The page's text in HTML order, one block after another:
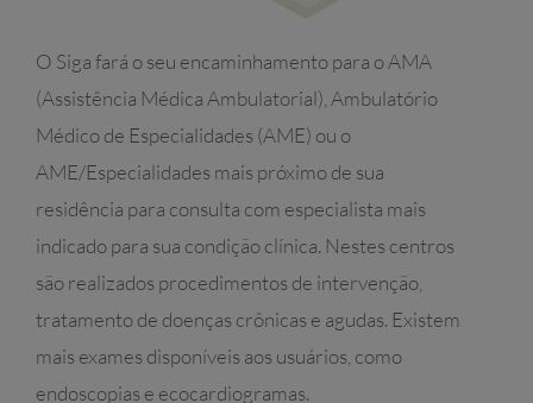
O Siga fará o seu encaminhamento para o AMA
(Assistência Médica Ambulatorial), Ambulatório
Médico de Especialidades (AME) ou o
AME/Especialidades mais próximo de sua
residência para consulta com especialista mais
indicado para sua condição clínica. Nestes centros
são realizados procedimentos de intervenção,
tratamento de doenças crônicas e agudas. Existem
mais exames disponíveis aos usuários, como
endoscopias e ecocardiogramas.